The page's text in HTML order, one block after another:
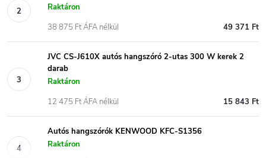
Raktáron
49 371 Ft
38 875 Ft ÁFA nélkül
JVC CS-J610X autós hangszóró 2-utas 300 W kerek 2
darab
Raktáron
15 843 Ft
12 475 Ft ÁFA nélkül
Autós hangszórók KENWOOD KFC-S1356
Raktáron